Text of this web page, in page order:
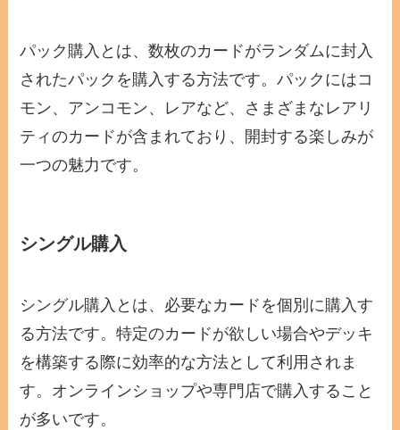
パック購入とは、数枚のカードがランダムに封入
されたパックを購入する方法です。パックにはコ
モン、アンコモン、レアなど、さまざまなレアリ
ティのカードが含まれており、開封する楽しみが
一つの魅力です。
シングル購入
シングル購入とは、必要なカードを個別に購入す
る方法です。特定のカードが欲しい場合やデッキ
を構築する際に効率的な方法として利用されま
す。オンラインショップや専門店で購入すること
が多いです。